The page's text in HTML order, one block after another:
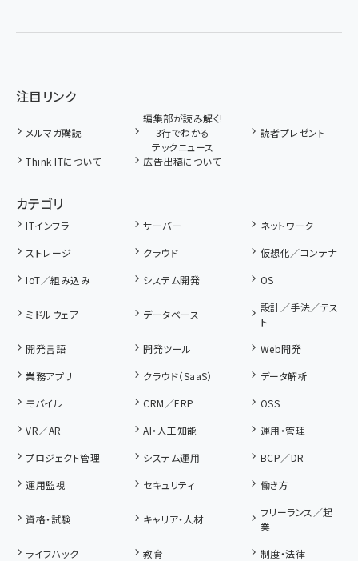
注目リンク
メルマガ購読
編集部が読み解く!
3行でわかる
テックニュース
読者プレゼント
Think ITについて 広告出稿について
カテゴリ
ITインフラ サーバー
ネットワーク
ストレージ
クラウド
仮想化／コンテナ
IoT／組み込み
システム開発 OS
ミドルウェア データベース
設計／手法／テス
ト
開発言語
開発ツール
Web開発
業務アプリ
クラウド（SaaS）
データ解析
モバイル
CRM／ERP
OSS
VR／AR
AI・人工知能
運用・管理
プロジェクト管理
システム運用
BCP／DR
運用監視
セキュリティ 働き方
資格・試験 キャリア・人材
フリーランス／起
業
ライフハック
教育 制度・法律